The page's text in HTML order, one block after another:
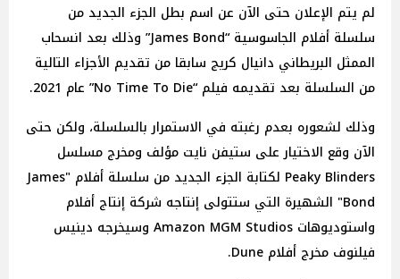
لم يتم الإعلان حتى الآن عن اسم بطل الجزء الجديد من
سلسلة أفلام الجاسوسية “James Bond” وذلك بعد انسحاب
الممثل البريطاني دانيال كريج سابقا من تقديم الأجزاء التالية
من السلسلة بعد تقديمه فيلم “No Time To Die” عام 2021.
وذلك لشعوره بعدم رغبته في الاستمرار بالسلسلة، ولكن حتى
الآن وقع الاختيار على ستيفن نايت مؤلف ومخرج مسلسل
Peaky Blinders لكتابة الجزء الجديد من سلسلة أفلام "James
Bond" الشهيرة التي ستتولى إنتاجه شركة إنتاج أفلام
واستوديوهات Amazon MGM Studios وسيخرجه دينيس
فيلنوف مخرج أفلام Dune.